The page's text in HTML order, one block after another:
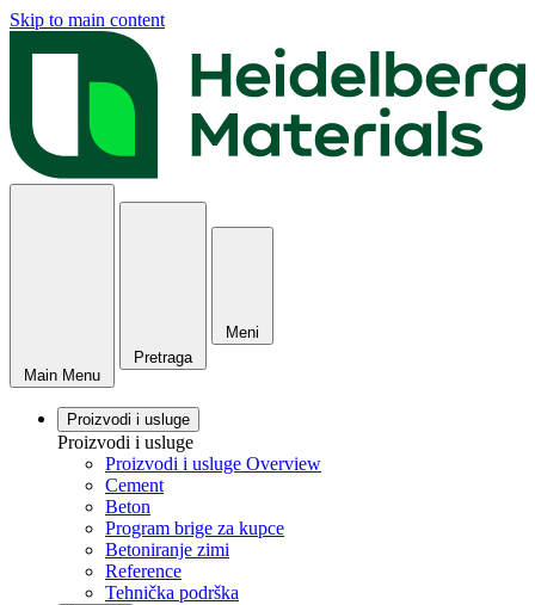
Skip to main content
Main Menu
Pretraga
Meni
Proizvodi i usluge
Proizvodi i usluge
Proizvodi i usluge Overview
Cement
Beton
Program brige za kupce
Betoniranje zimi
Reference
Tehnička podrška